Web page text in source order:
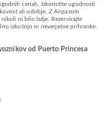
cenah. Izkoristite ugodnosti
ali udobje. Z Airpazom
ni bilo lažje. Rezervirajte
izkušnjo in neverjetne prihranke.
od Puerto Princesa